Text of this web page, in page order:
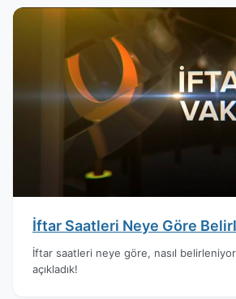
İftar Saatleri Neye Göre
İftar saatleri neye göre, nasıl
açıkladık!